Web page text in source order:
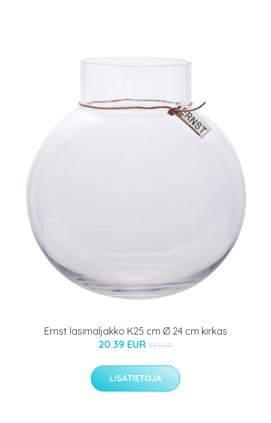
Ernst lasimaljakko K25 cm Ø 24 cm kirkas
20.39 EUR 32 EUR
LISÄTIETOJA